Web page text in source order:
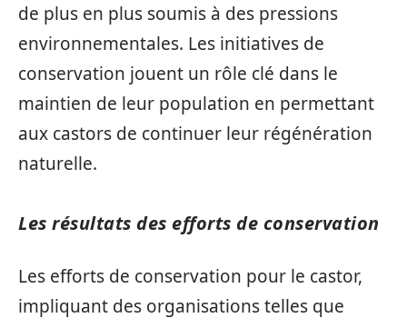
de plus en plus soumis à des pressions
environnementales. Les initiatives de
conservation jouent un rôle clé dans le
maintien de leur population en permettant
aux castors de continuer leur régénération
naturelle.
Les résultats des efforts de conservation
Les efforts de conservation pour le castor,
impliquant des organisations telles que